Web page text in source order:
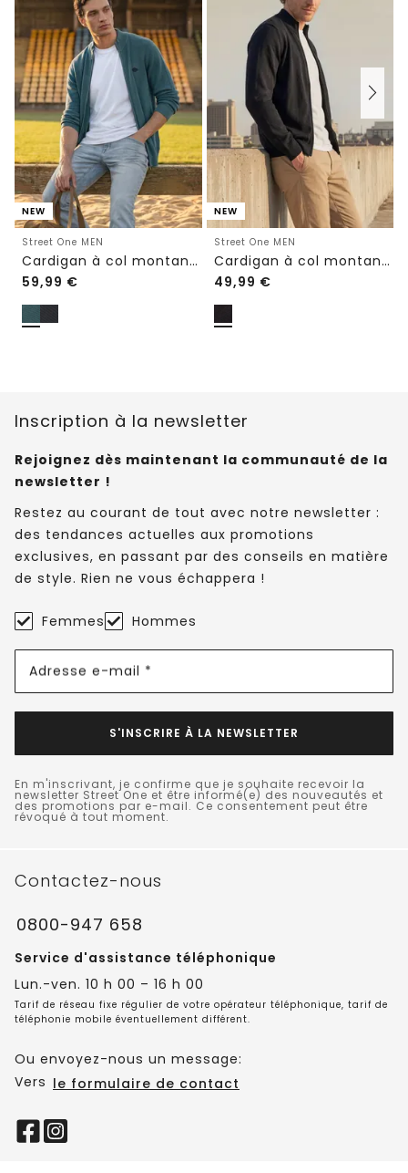
NEW
Street One MEN
Cardigan à col montant et mélange de textures
59,99 €
NEW
Street One MEN
Cardigan à col montant et fermeture zip
49,99 €
Inscription à la newsletter
Rejoignez dès maintenant la communauté de la
newsletter !
Restez au courant de tout avec notre newsletter :
des tendances actuelles aux promotions
exclusives, en passant par des conseils en matière
de style. Rien ne vous échappera !
Femmes Hommes
Adresse e-mail *
S'INSCRIRE À LA NEWSLETTER
En m'inscrivant, je confirme que je souhaite recevoir la
newsletter Street One et être informé(e) des nouveautés et
des promotions par e-mail. Ce consentement peut être
révoqué à tout moment.
Contactez-nous
0800-947 658
Service d'assistance téléphonique
Lun.-ven. 10 h 00 – 16 h 00
Tarif de réseau fixe régulier de votre opérateur téléphonique, tarif de
téléphonie mobile éventuellement différent.
Ou envoyez-nous un message:
Vers le formulaire de contact